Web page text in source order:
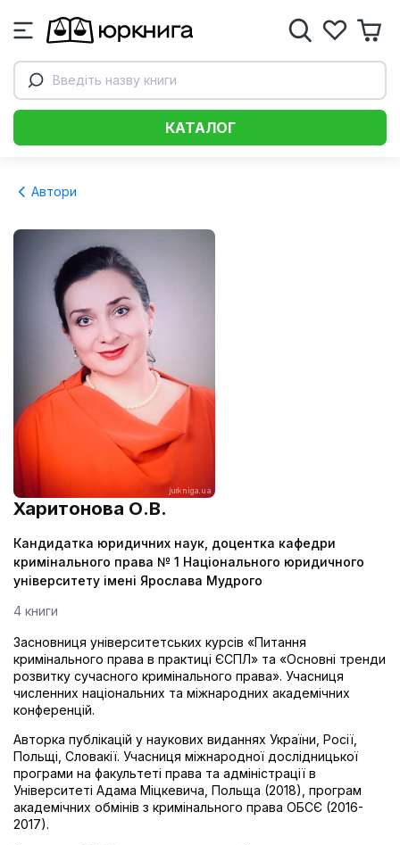
Введіть назву книги
КАТАЛОГ
Автори
Харитонова О.В.
Кандидатка юридичних наук, доцентка кафедри
кримінального права № 1 Національного юридичного
університету імені Ярослава Мудрого
4 книги
Засновниця університетських курсів «Питання
кримінального права в практиці ЄСПЛ» та «Основні тренди
розвитку сучасного кримінального права». Учасниця
численних національних та міжнародних академічних
конференцій.
Авторка публікацій у наукових виданнях України, Росії,
Польщі, Словакії. Учасниця міжнародної дослідницької
програми на факультеті права та адміністрації в
Університеті Адама Міцкевича, Польща (2018), програм
академічних обмінів з кримінального права ОБСЄ (2016-
2017).